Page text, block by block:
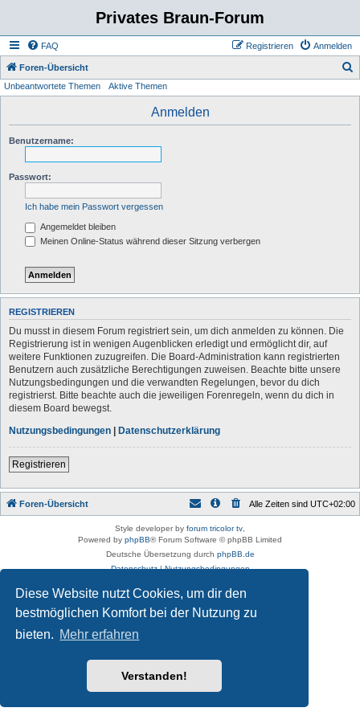
Diese Website nutzt Cookies, um dir den
bestmöglichen Komfort bei der Nutzung zu
bieten. Mehr erfahren
Verstanden!
Privates Braun-Forum
FAQ Anmelden
Registrieren
Foren-Übersicht
Unbeantwortete Themen Aktive Themen
Anmelden
Benutzername:
Passwort:
Ich habe mein Passwort vergessen
Angemeldet bleiben
Meinen Online-Status während dieser Sitzung verbergen
REGISTRIEREN
Du musst in diesem Forum registriert sein, um dich anmelden zu können. Die
Registrierung ist in wenigen Augenblicken erledigt und ermöglicht dir, auf
weitere Funktionen zuzugreifen. Die Board-Administration kann registrierten
Benutzern auch zusätzliche Berechtigungen zuweisen. Beachte bitte unsere
Nutzungsbedingungen und die verwandten Regelungen, bevor du dich
registrierst. Bitte beachte auch die jeweiligen Forenregeln, wenn du dich in
diesem Board bewegst.
Nutzungsbedingungen | Datenschutzerklärung
Registrieren
Foren-Übersicht Alle Zeiten sind UTC+02:00
Style developer by forum tricolor tv
Powered by phpBB® Forum Software © phpBB Limited
Deutsche Übersetzung durch phpBB.de
Datenschutz|Nutzungsbedingungen